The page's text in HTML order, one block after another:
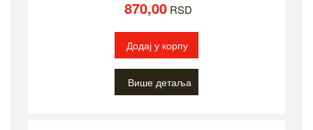
870,00 RSD
Додај у корпу
Више детаља